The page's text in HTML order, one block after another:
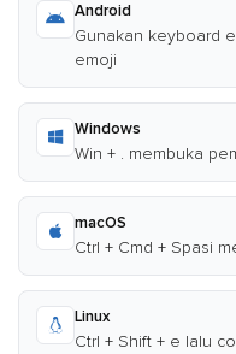
Android
Gunakan keyboard
emoji
Windows
Win + . membuka
macOS
Ctrl + Cmd + Spasi
Linux
Ctrl + Shift + e lalu